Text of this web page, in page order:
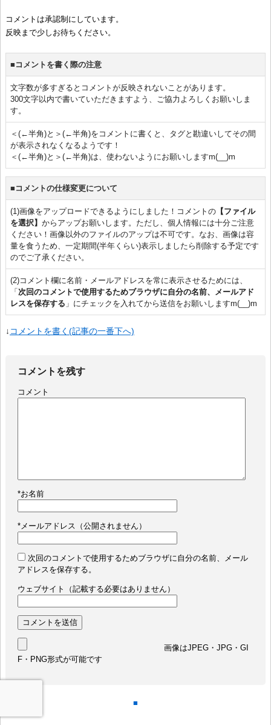
コメントは承認制にしています。
反映まで少しお待ちください。
■コメントを書く際の注意
文字数が多すぎるとコメントが反映されないことがあります。
300文字以内で書いていただきますよう、ご協力よろしくお願いしま
す。
＜(←半角)と＞(←半角)をコメントに書くと、タグと勘違いしてその間
が表示されなくなるようです！
＜(←半角)と＞(←半角)は、使わないようにお願いしますm(__)m
■コメントの仕様変更について
(1)画像をアップロードできるようにしました！コメントの【ファイル
を選択】 からアップお願いします。ただし、個人情報には十分ご注意
ください！画像以外のファイルのアップは不可です。なお、画像は容
量を食うため、一定期間(半年くらい)表示しましたら削除する予定です
のでご了承ください。
(2)コメント欄に名前・メールアドレスを常に表示させるためには、
「 次回のコメントで使用するためブラウザに自分の名前、メールアド
レスを保存する 」にチェックを入れてから送信をお願いしますm(__)m
↓ コメントを書く(記事の一番下へ)
コメントを残す
コメント
*お名前
*メールアドレス（公開されません）
次回のコメントで使用するためブラウザに自分の名前、メール
アドレスを保存する。
ウェブサイト（記載する必要はありません）
画像はJPEG・JPG・GI
F・PNG形式が可能です
■